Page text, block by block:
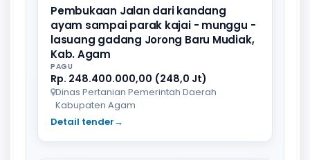
Pembukaan Jalan dari kandang
ayam sampai parak kajai - munggu -
lasuang gadang Jorong Baru Mudiak,
Kab. Agam
PAGU
Rp. 248.400.000,00 (248,0 Jt)
Dinas Pertanian Pemerintah Daerah
Kabupaten Agam
Detail tender→